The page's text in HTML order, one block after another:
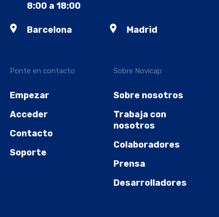
Ponte en contacto
Empezar
Acceder
Contacto
Soporte
Sobre Novicap
Sobre nosotros
Trabaja con
nosotros
Colaboradores
Prensa
Desarrolladores
8:00 a 18:00
Barcelona Madrid